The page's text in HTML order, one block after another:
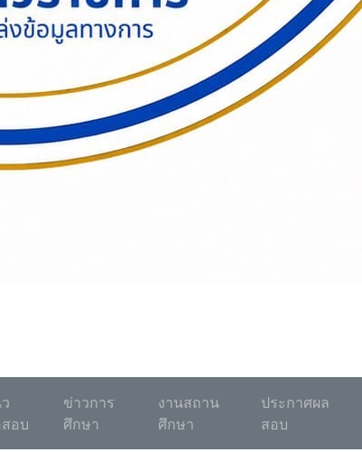
อบ
ข่าวการ
ศึกษา
งานสถาน
ศึกษา
ประกาศผล
สอบ